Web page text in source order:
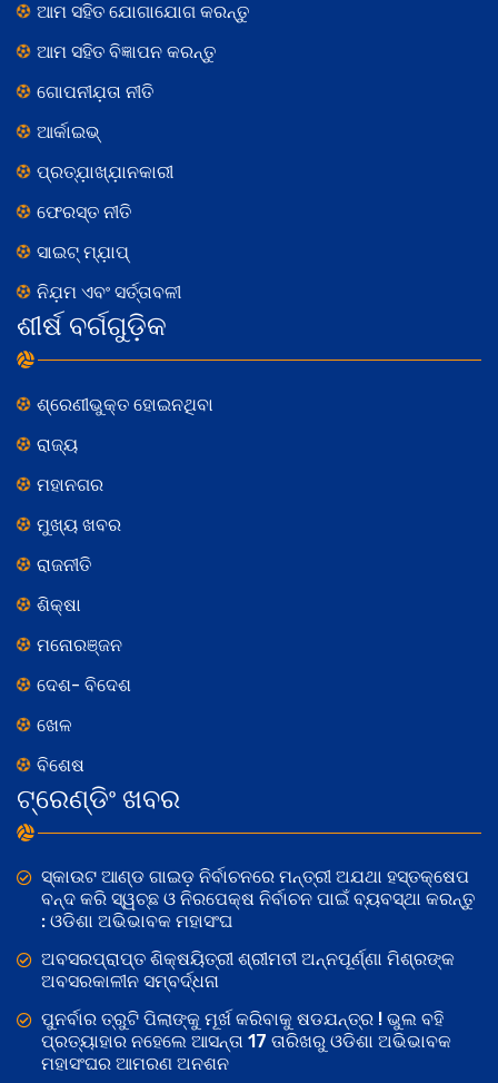
ଆମ ସହିତ ଯୋଗାଯୋଗ କରନ୍ତୁ
ଆମ ସହିତ ବିଜ୍ଞାପନ କରନ୍ତୁ
ଗୋପନୀଯ଼ତା ନୀତି
ଆର୍କାଇଭ୍
ପ୍ରତ୍ଯ଼ାଖ୍ଯ଼ାନକାରୀ
ଫେରସ୍ତ ନୀତି
ସାଇଟ୍ ମ୍ଯ଼ାପ୍
ନିଯ଼ମ ଏବଂ ସର୍ତ୍ତାବଳୀ
ଶୀର୍ଷ ବର୍ଗଗୁଡ଼ିକ
ଶ୍ରେଣୀଭୁକ୍ତ ହୋଇନଥିବା
ରାଜ୍ୟ
ମହାନଗର
ମୁଖ୍ୟ ଖବର
ରାଜନୀତି
ଶିକ୍ଷା
ମନୋରଞ୍ଜନ
ଦେଶ- ବିଦେଶ
ଖେଳ
ବିଶେଷ
ଟ୍ରେଣ୍ଡିଂ ଖବର
ସ୍କାଉଟ ଆଣ୍ଡ ଗାଇଡ଼ ନିର୍ବାଚନରେ ମନ୍ତ୍ରୀ ଅଯଥା ହସ୍ତକ୍ଷେପ
ବନ୍ଦ କରି ସ୍ୱଚ୍ଛ ଓ ନିରପେକ୍ଷ ନିର୍ବାଚନ ପାଇଁ ବ୍ୟବସ୍ଥା କରନ୍ତୁ
: ଓଡିଶା ଅଭିଭାବକ ମହାସଂଘ
ଅବସରପ୍ରାପ୍ତ ଶିକ୍ଷୟିତ୍ରୀ ଶ୍ରୀମତୀ ଅନ୍ନପୂର୍ଣ୍ଣା ମିଶ୍ରଙ୍କ
ଅବସରକାଳୀନ ସମ୍ବର୍ଦ୍ଧନା
ପୁନର୍ବାର ତ୍ରୁଟି ପିଲାଙ୍କୁ ମୂର୍ଖ କରିବାକୁ ଷଡଯନ୍ତ୍ର ! ଭୁଲ ବହି
ପ୍ରତ୍ୟାହାର ନହେଲେ ଆସନ୍ତା 17 ତାରିଖରୁ ଓଡିଶା ଅଭିଭାବକ
ମହାସଂଘର ଆମରଣ ଅନଶନ